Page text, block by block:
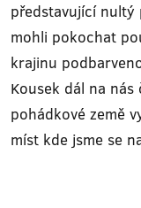
představující nultý
mohli pokochat
krajinu
Kousek dál na
pohádkové země
míst kde jsme se